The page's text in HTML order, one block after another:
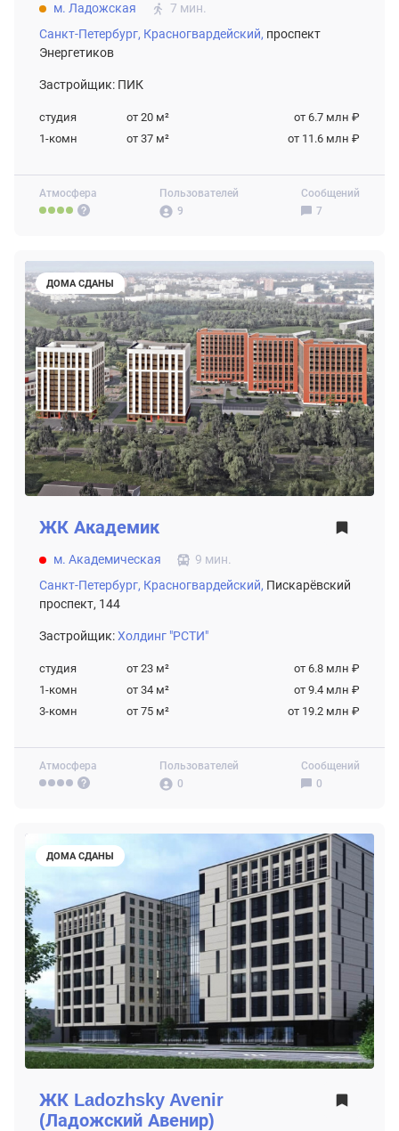
Атмосфера
Пользователей
9
Сообщений
7
м. Ладожская
7 мин.
Санкт-Петербург, Красногвардейский, проспект
Энергетиков
Застройщик: ПИК
студия от 20 м²
от 6.7 млн ₽
1-комн
от 37 м² от 11.6 млн ₽
ДОМА СДАНЫ
Атмосфера
Пользователей
0
Сообщений
0
ЖК Академик
м. Академическая
9 мин.
Санкт-Петербург, Красногвардейский, Пискарёвский
проспект, 144
Застройщик:Холдинг "РСТИ"
студия от 23 м²
от 6.8 млн ₽
1-комн
от 34 м²
от 9.4 млн ₽
3-комн
от 75 м² от 19.2 млн ₽
ДОМА СДАНЫ
ЖК Ladozhsky Avenir
(Ладожский Авенир)